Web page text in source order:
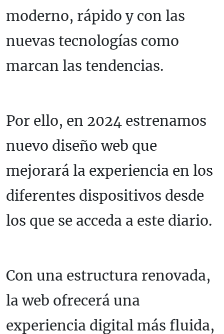
moderno, rápido y con las
nuevas tecnologías como
marcan las tendencias.
Por ello, en 2024 estrenamos
nuevo diseño web que
mejorará la experiencia en los
diferentes dispositivos desde
los que se acceda a este diario.
Con una estructura renovada,
la web ofrecerá una
experiencia digital más fluida,